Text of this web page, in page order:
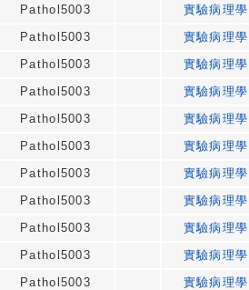
Pathol5003
實驗病理學
Pathol5003
實驗病理學
Pathol5003
實驗病理學
Pathol5003
實驗病理學
Pathol5003
實驗病理學
Pathol5003
實驗病理學
Pathol5003
實驗病理學
Pathol5003
實驗病理學
Pathol5003
實驗病理學
Pathol5003
實驗病理學
Pathol5003
實驗病理學